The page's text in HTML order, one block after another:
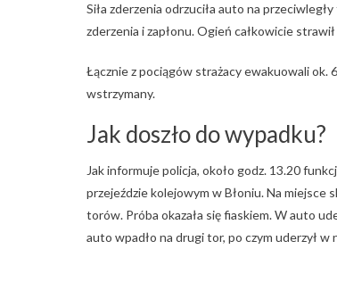
Siła zderzenia odrzuciła auto na
zderzenia i zapłonu. Ogień całkowicie
Łącznie z pociągów strażacy ewakuowali ok.
wstrzymany.
Jak doszło do wypadku?
Jak informuje policja, około godz. 13.20
przejeździe kolejowym w Błoniu. Na miejsce
torów. Próba okazała się fiaskiem. W auto
auto wpadło na drugi tor, po czym uderzył